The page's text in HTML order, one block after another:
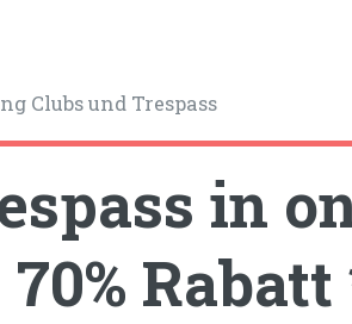
Clubs und Trespass
in
Rabatt